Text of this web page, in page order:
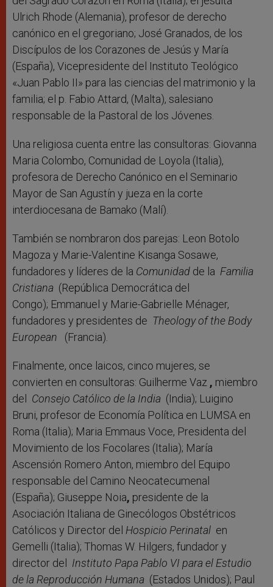
Ulrich Rhode (Alemania), profesor de derecho
canónico en el gregoriano; José Granados, de los
Discípulos de los Corazones de Jesús y María
(España), Vicepresidente del Instituto Teológico
«Juan Pablo II» para las ciencias del matrimonio y la
familia; el p. Fabio Attard, (Malta), salesiano
responsable de la Pastoral de los Jóvenes.
Una religiosa cuenta entre las consultoras: Giovanna
Maria Colombo, Comunidad de Loyola (Italia),
profesora de Derecho Canónico en el Seminario
Mayor de San Agustín y jueza en la corte
interdiocesana de Bamako (Malí).
También se nombraron dos parejas: Leon Botolo
Magoza y Marie-Valentine Kisanga Sosawe,
fundadores y líderes de la Comunidad de la Familia
Cristiana (República Democrática del
Congo); Emmanuel y Marie-Gabrielle Ménager,
fundadores y presidentes de Theology of the Body
European
(Francia).
Finalmente, once laicos, cinco mujeres, se
convierten en consultoras: Guilherme Vaz , miembro
del Consejo Católico de la India (India); Luigino
Bruni, profesor de Economía Política en LUMSA en
Roma (Italia); Maria Emmaus Voce, Presidenta del
Movimiento de los Focolares (Italia); María
Ascensión Romero Anton, miembro del Equipo
responsable del Camino Neocatecumenal
(España); Giuseppe Noia, presidente de la
Asociación Italiana de Ginecólogos Obstétricos
Católicos y Director del Hospicio Perinatal en
Gemelli (Italia); Thomas W. Hilgers, fundador y
director del Instituto Papa Pablo VI para el Estudio
de la Reproducción Humana (Estados Unidos); Paul